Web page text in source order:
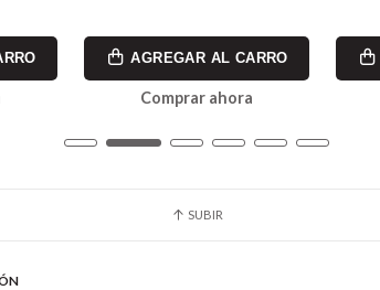
AGREGAR AL CARRO
Comprar ahora
SUBIR